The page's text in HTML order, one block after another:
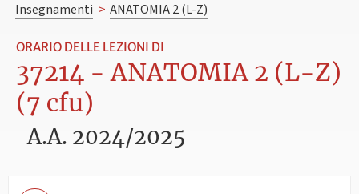
Insegnamenti > ANATOMIA 2 (L-Z)
ORARIO DELLE LEZIONI DI
37214 - ANATOMIA 2 (L-Z)
(7 cfu)
A.A. 2024/2025